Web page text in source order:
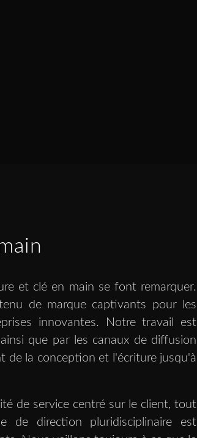
et clé en main se font remarquer.
de marque captivants pour les
innovantes. Notre travail est
que par les canaux de diffusion
de la conception et l'écriture jusqu'à
de service centré sur le client, tout
de direction pluridisciplinaire est